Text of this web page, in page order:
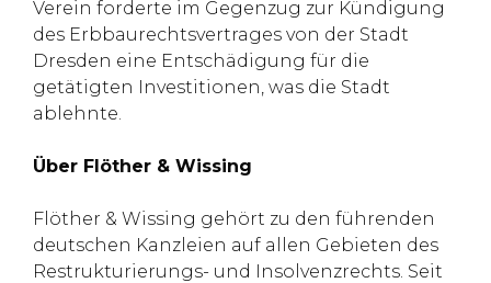
Verein forderte im Gegenzug zur Kündigung
des Erbbaurechtsvertrages von der Stadt
Dresden eine Entschädigung für die
getätigten Investitionen, was die Stadt
ablehnte.
Über Flöther & Wissing
Flöther & Wissing gehört zu den führenden
deutschen Kanzleien auf allen Gebieten des
Restrukturierungs- und Insolvenzrechts. Seit